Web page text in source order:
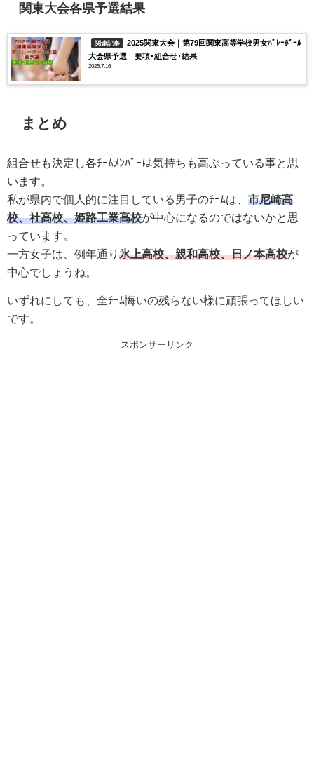
関東大会各県予選結果
関連記事
2025関東大会｜第79回関東高等学校男女ﾊﾞﾚｰﾎﾞｰﾙ
大会県予選 要項･組合せ･結果
2025.7.16
まとめ
組合せも決定し各ﾁｰﾑﾒﾝﾊﾞｰは気持ちも高ぶっている事と思
います。
私が県内で個人的に注目している男子のﾁｰﾑは、 市尼崎高
校、社高校、姫路工業高校が中心になるのではないかと思
っています。
一方女子は、例年通り 氷上高校、親和高校、日ノ本高校が
中心でしょうね。
いずれにしても、全ﾁｰﾑ悔いの残らない様に頑張ってほしい
です。
スポンサーリンク